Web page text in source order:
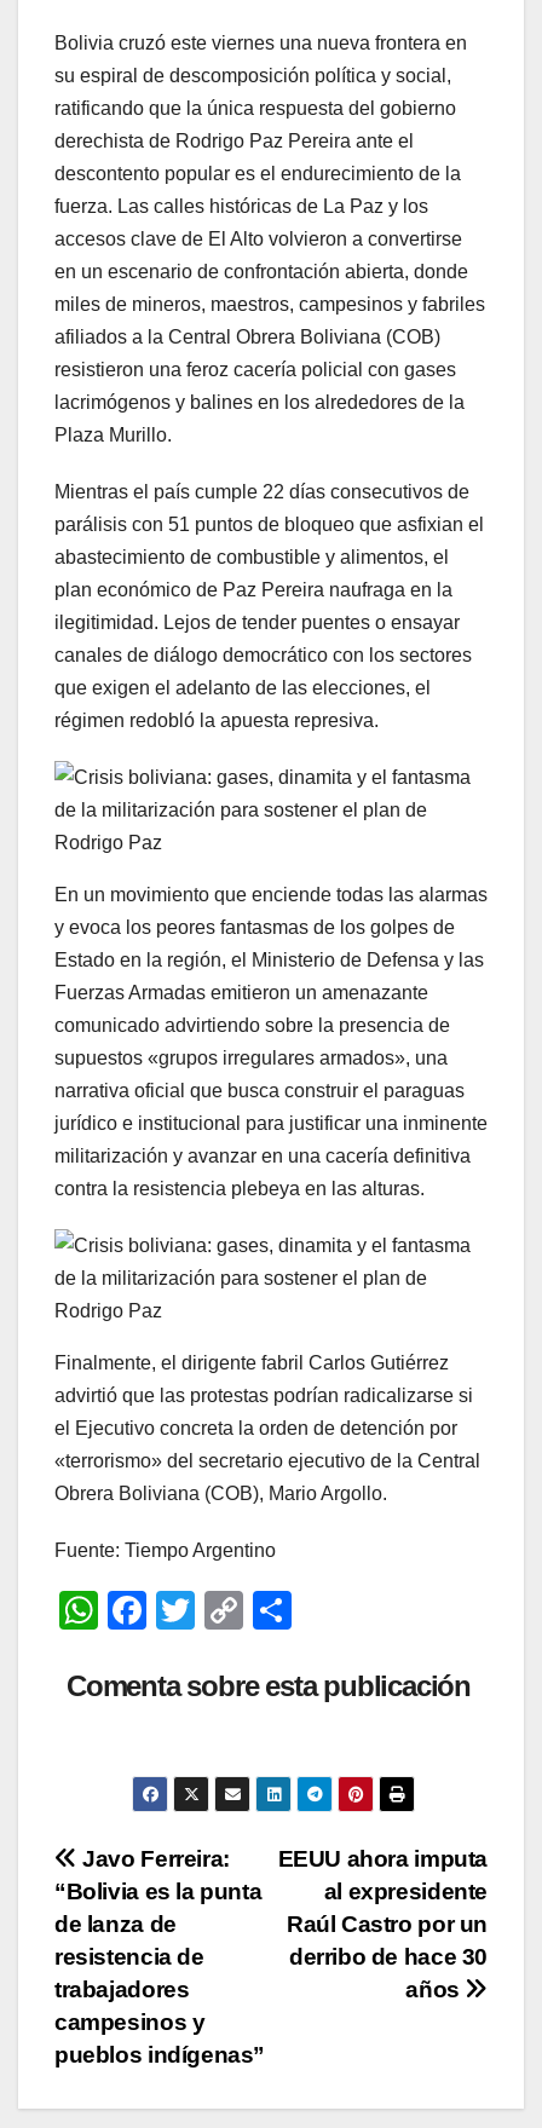
Bolivia cruzó este viernes una nueva frontera en
su espiral de descomposición política y social,
ratificando que la única respuesta del gobierno
derechista de Rodrigo Paz Pereira ante el
descontento popular es el endurecimiento de la
fuerza. Las calles históricas de La Paz y los
accesos clave de El Alto volvieron a convertirse
en un escenario de confrontación abierta, donde
miles de mineros, maestros, campesinos y fabriles
afiliados a la Central Obrera Boliviana (COB)
resistieron una feroz cacería policial con gases
lacrimógenos y balines en los alrededores de la
Plaza Murillo.
Mientras el país cumple 22 días consecutivos de
parálisis con 51 puntos de bloqueo que asfixian el
abastecimiento de combustible y alimentos, el
plan económico de Paz Pereira naufraga en la
ilegitimidad. Lejos de tender puentes o ensayar
canales de diálogo democrático con los sectores
que exigen el adelanto de las elecciones, el
régimen redobló la apuesta represiva.
En un movimiento que enciende todas las alarmas
y evoca los peores fantasmas de los golpes de
Estado en la región, el Ministerio de Defensa y las
Fuerzas Armadas emitieron un amenazante
comunicado advirtiendo sobre la presencia de
supuestos «grupos irregulares armados», una
narrativa oficial que busca construir el paraguas
jurídico e institucional para justificar una inminente
militarización y avanzar en una cacería definitiva
contra la resistencia plebeya en las alturas.
Finalmente, el dirigente fabril Carlos Gutiérrez
advirtió que las protestas podrían radicalizarse si
el Ejecutivo concreta la orden de detención por
«terrorismo» del secretario ejecutivo de la Central
Obrera Boliviana (COB), Mario Argollo.
Fuente: Tiempo Argentino
W
at
F
c
b
o
o
k
T
tt
C
p
Li
n
m
ar
tir
Comenta sobre esta publicación
Navegación
de
entradas
EEUU ahora imputa
al expresidente
Raúl Castro por un
derribo de hace 30
años
Javo Ferreira:
“Bolivia es la punta
de lanza de
resistencia de
trabajadores
campesinos y
pueblos indígenas”